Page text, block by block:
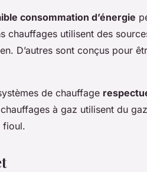
consommation d’énergie
utilisent des
D’autres sont conçus pour
de chauffage
à gaz utilisent du
fioul.